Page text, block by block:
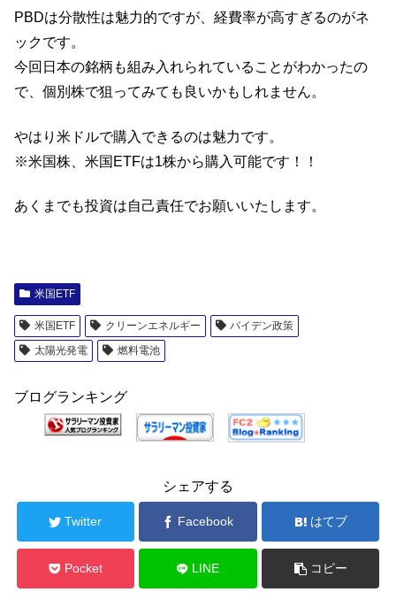
PBDは分散性は魅力的ですが、経費率が高すぎるのがネ
ックです。
今回日本の銘柄も組み入れられていることがわかったの
で、個別株で狙ってみても良いかもしれません。
やはり米ドルで購入できるのは魅力です。
※米国株、米国ETFは1株から購入可能です！！
あくまでも投資は自己責任でお願いいたします。
米国ETF
米国ETF クリーンエネルギー
バイデン政策
太陽光発電
燃料電池
ブログランキング
シェアする
Twitter Facebook はてブ
Pocket LINE コピー